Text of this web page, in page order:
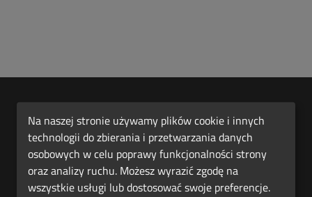
Pierwsza Polska Platforma Funeralna FUNER®.
Na naszej stronie używamy plików cookie i innych
technologii do zbierania i przetwarzania danych
osobowych w celu poprawy funkcjonalności strony
oraz analizy ruchu. Możesz wyrazić zgodę na
wszystkie usługi lub dostosować swoje preferencje.